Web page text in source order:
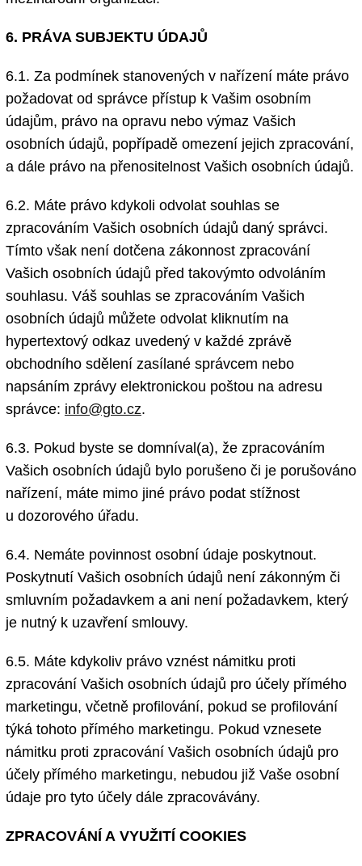
6. PRÁVA SUBJEKTU ÚDAJŮ
6.1. Za podmínek stanovených v nařízení máte právo
požadovat od správce přístup k Vašim osobním
údajům, právo na opravu nebo výmaz Vašich
osobních údajů, popřípadě omezení jejich zpracování,
a dále právo na přenositelnost Vašich osobních údajů.
6.2. Máte právo kdykoli odvolat souhlas se
zpracováním Vašich osobních údajů daný správci.
Tímto však není dotčena zákonnost zpracování
Vašich osobních údajů před takovýmto odvoláním
souhlasu. Váš souhlas se zpracováním Vašich
osobních údajů můžete odvolat kliknutím na
hypertextový odkaz uvedený v každé zprávě
obchodního sdělení zasílané správcem nebo
napsáním zprávy elektronickou poštou na adresu
správce: info@gto.cz.
6.3. Pokud byste se domníval(a), že zpracováním
Vašich osobních údajů bylo porušeno či je porušováno
nařízení, máte mimo jiné právo podat stížnost
u dozorového úřadu.
6.4. Nemáte povinnost osobní údaje poskytnout.
Poskytnutí Vašich osobních údajů není zákonným či
smluvním požadavkem a ani není požadavkem, který
je nutný k uzavření smlouvy.
6.5. Máte kdykoliv právo vznést námitku proti
zpracování Vašich osobních údajů pro účely přímého
marketingu, včetně profilování, pokud se profilování
týká tohoto přímého marketingu. Pokud vznesete
námitku proti zpracování Vašich osobních údajů pro
účely přímého marketingu, nebudou již Vaše osobní
údaje pro tyto účely dále zpracovávány.
ZPRACOVÁNÍ A VYUŽITÍ COOKIES